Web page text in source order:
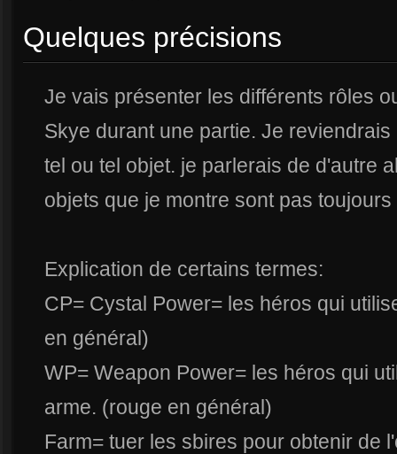
Quelques précisions
Je vais présenter les différents rôles
Skye durant une partie. Je
tel ou tel objet. je parlerais de d'autre
objets que je montre sont pas
Explication de certains termes:
CP= Cystal Power= les héros qui
en général)
WP= Weapon Power= les héros qui
arme. (rouge en général)
Farm= tuer les sbires pour obtenir de